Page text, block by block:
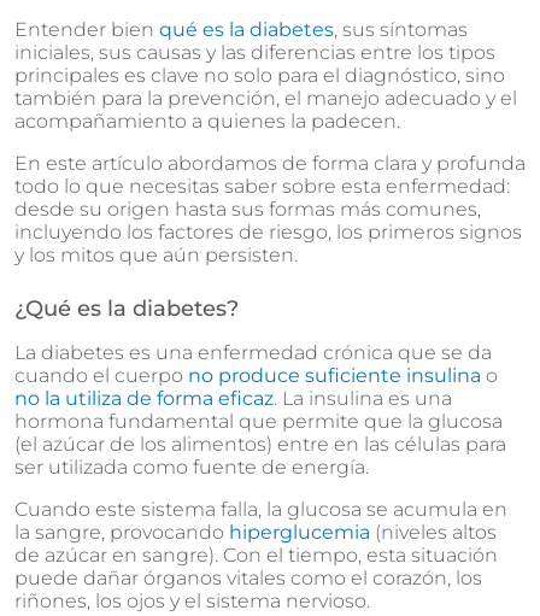
Entender bien qué es la diabetes, sus síntomas
iniciales, sus causas y las diferencias entre los tipos
principales es clave no solo para el diagnóstico, sino
también para la prevención, el manejo adecuado y el
acompañamiento a quienes la padecen.
En este artículo abordamos de forma clara y profunda
todo lo que necesitas saber sobre esta enfermedad:
desde su origen hasta sus formas más comunes,
incluyendo los factores de riesgo, los primeros signos
y los mitos que aún persisten.
¿Qué es la diabetes?
La diabetes es una enfermedad crónica que se da
cuando el cuerpo no produce suficiente insulina o
no la utiliza de forma eficaz. La insulina es una
hormona fundamental que permite que la glucosa
(el azúcar de los alimentos) entre en las células para
ser utilizada como fuente de energía.
Cuando este sistema falla, la glucosa se acumula en
la sangre, provocando hiperglucemia (niveles altos
de azúcar en sangre). Con el tiempo, esta situación
puede dañar órganos vitales como el corazón, los
riñones, los ojos y el sistema nervioso.